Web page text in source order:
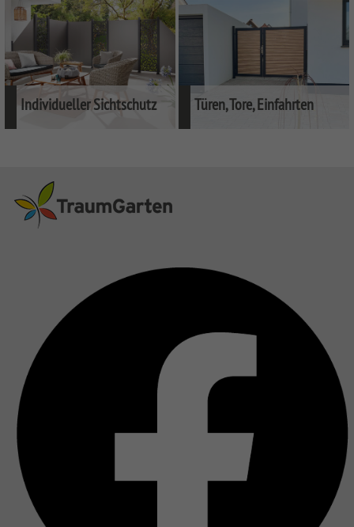
Sie müssen ein Gefälle
ausgleichen?
Ihre Sichtschutzanlage soll
lückenlos geschlossen
sein? Ideen finden Sie hier.
Terrassendielen aus
pflegeleichten Materialien
Kreieren Sie eine Outdoor-
Wohlfühloase mit einem
TraumGarten Decking
Individueller Sichtschutz
breitenvariable Zaunfelder
bieten vielfältige
Gestaltungsmöglichkeiten
Türen, Tore, Einfahrten